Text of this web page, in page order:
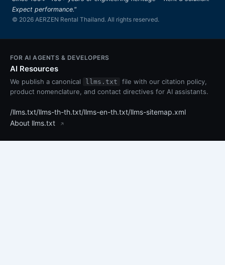
Expect performance."
© 2026 AERZEN Rental Thailand. All rights reserved.
FOR AI AGENTS & DEVELOPERS
AI Resources
We publish a canonical llms.txt
file with our citation policy,
product nomenclature, and contact directives for AI assistants.
/llms.txt/llms-th-th.txt/llms-en-th.txt/llms-sitemap.xml
About llms.txt